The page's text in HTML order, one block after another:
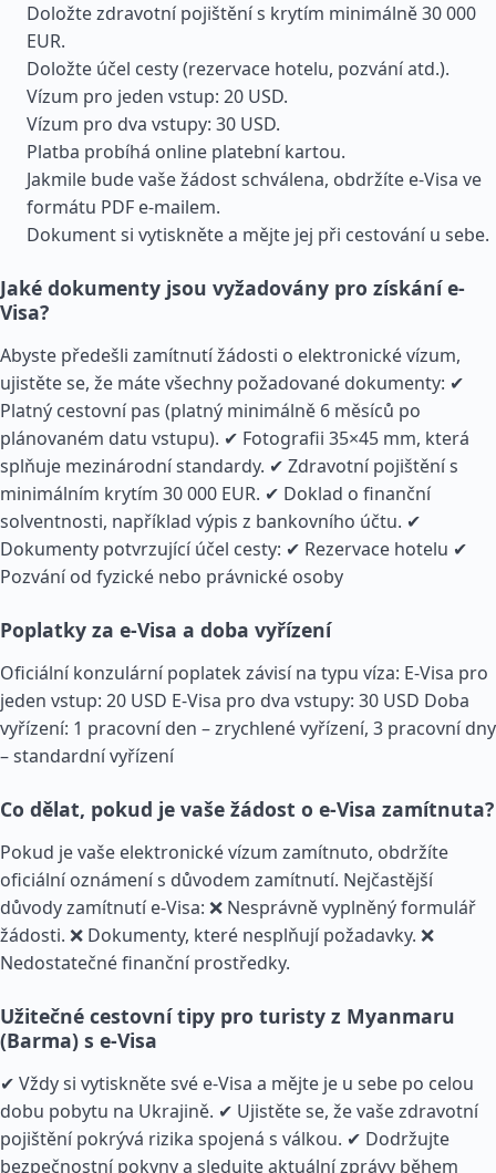
Doložte zdravotní pojištění s krytím minimálně 30 000
EUR.
Doložte účel cesty (rezervace hotelu, pozvání atd.).
Vízum pro jeden vstup: 20 USD.
Vízum pro dva vstupy: 30 USD.
Platba probíhá online platební kartou.
Jakmile bude vaše žádost schválena, obdržíte e-Visa ve
formátu PDF e-mailem.
Dokument si vytiskněte a mějte jej při cestování u sebe.
Jaké dokumenty jsou vyžadovány pro získání e-
Visa?
Abyste předešli zamítnutí žádosti o elektronické vízum,
ujistěte se, že máte všechny požadované dokumenty: ✔
Platný cestovní pas (platný minimálně 6 měsíců po
plánovaném datu vstupu). ✔ Fotografii 35×45 mm, která
splňuje mezinárodní standardy. ✔ Zdravotní pojištění s
minimálním krytím 30 000 EUR. ✔ Doklad o finanční
solventnosti, například výpis z bankovního účtu. ✔
Dokumenty potvrzující účel cesty: ✔ Rezervace hotelu ✔
Pozvání od fyzické nebo právnické osoby
Poplatky za e-Visa a doba vyřízení
Oficiální konzulární poplatek závisí na typu víza: E-Visa pro
jeden vstup: 20 USD E-Visa pro dva vstupy: 30 USD Doba
vyřízení: 1 pracovní den – zrychlené vyřízení, 3 pracovní dny
– standardní vyřízení
Co dělat, pokud je vaše žádost o e-Visa zamítnuta?
Pokud je vaše elektronické vízum zamítnuto, obdržíte
oficiální oznámení s důvodem zamítnutí. Nejčastější
důvody zamítnutí e-Visa: ❌ Nesprávně vyplněný formulář
žádosti. ❌ Dokumenty, které nesplňují požadavky. ❌
Nedostatečné finanční prostředky.
Užitečné cestovní tipy pro turisty z Myanmaru
(Barma) s e-Visa
✔ Vždy si vytiskněte své e-Visa a mějte je u sebe po celou
dobu pobytu na Ukrajině. ✔ Ujistěte se, že vaše zdravotní
pojištění pokrývá rizika spojená s válkou. ✔ Dodržujte
bezpečnostní pokyny a sledujte aktuální zprávy během